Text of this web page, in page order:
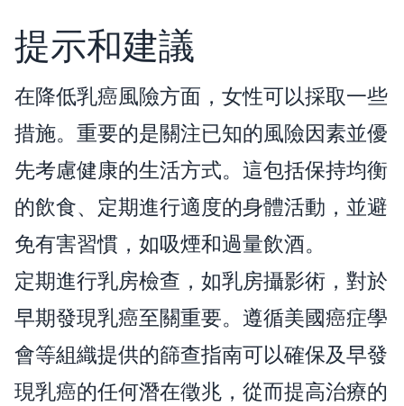
提示和建議
在降低乳癌風險方面，女性可以採取一些
措施。重要的是關注已知的風險因素並優
先考慮健康的生活方式。這包括保持均衡
的飲食、定期進行適度的身體活動，並避
免有害習慣，如吸煙和過量飲酒。
定期進行乳房檢查，如乳房攝影術，對於
早期發現乳癌至關重要。遵循美國癌症學
會等組織提供的篩查指南可以確保及早發
現乳癌的任何潛在徵兆，從而提高治療的